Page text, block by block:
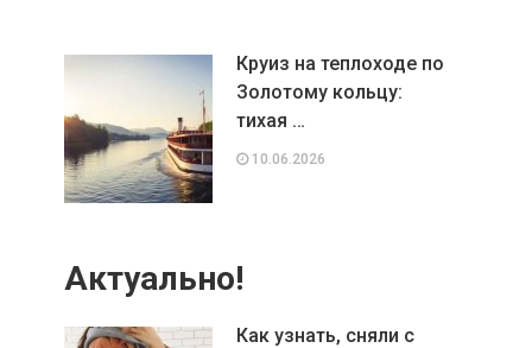
Круиз на теплоходе по
Золотому кольцу:
тихая …
10.06.2026
Актуально!
Как узнать, сняли с